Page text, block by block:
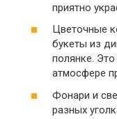
приятно
Цветочные
букеты из
полянке.
атмосфере
Фонари и
разных